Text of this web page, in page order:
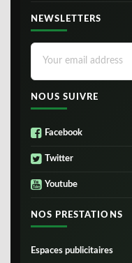
NEWSLETTERS
NOUS SUIVRE
Facebook
Twitter
Youtube
NOS PRESTATIONS
Espaces publicitaires